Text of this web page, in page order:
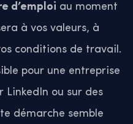
d’emploi au moment
à vos valeurs, à
conditions de travail.
pour une entreprise
LinkedIn ou sur des
démarche semble